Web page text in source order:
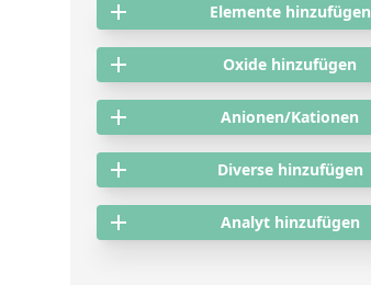
Elemente hinzufügen
Oxide hinzufügen
Anionen/Kationen
Diverse hinzufügen
Analyt hinzufügen